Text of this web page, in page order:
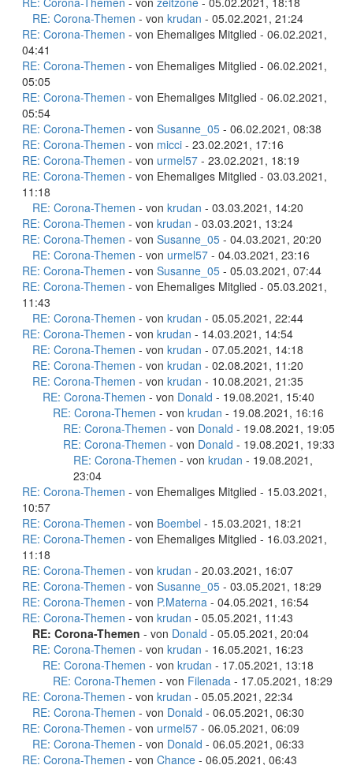
RE: Corona-Themen - von krudan - 05.02.2021, 21:24
RE: Corona-Themen - von Ehemaliges Mitglied - 06.02.2021,
04:41
RE: Corona-Themen - von Ehemaliges Mitglied - 06.02.2021,
05:05
RE: Corona-Themen - von Ehemaliges Mitglied - 06.02.2021,
05:54
RE: Corona-Themen - von Susanne_05 - 06.02.2021, 08:38
RE: Corona-Themen - von micci - 23.02.2021, 17:16
RE: Corona-Themen - von urmel57 - 23.02.2021, 18:19
RE: Corona-Themen - von Ehemaliges Mitglied - 03.03.2021,
11:18
RE: Corona-Themen - von krudan - 03.03.2021, 14:20
RE: Corona-Themen - von krudan - 03.03.2021, 13:24
RE: Corona-Themen - von Susanne_05 - 04.03.2021, 20:20
RE: Corona-Themen - von urmel57 - 04.03.2021, 23:16
RE: Corona-Themen - von Susanne_05 - 05.03.2021, 07:44
RE: Corona-Themen - von Ehemaliges Mitglied - 05.03.2021,
11:43
RE: Corona-Themen - von krudan - 05.05.2021, 22:44
RE: Corona-Themen - von krudan - 14.03.2021, 14:54
RE: Corona-Themen - von krudan - 07.05.2021, 14:18
RE: Corona-Themen - von krudan - 02.08.2021, 11:20
RE: Corona-Themen - von krudan - 10.08.2021, 21:35
RE: Corona-Themen - von Donald - 19.08.2021, 15:40
RE: Corona-Themen - von krudan - 19.08.2021, 16:16
RE: Corona-Themen - von Donald - 19.08.2021, 19:05
RE: Corona-Themen - von Donald - 19.08.2021, 19:33
RE: Corona-Themen - von krudan - 19.08.2021,
23:04
RE: Corona-Themen - von Ehemaliges Mitglied - 15.03.2021,
10:57
RE: Corona-Themen - von Boembel - 15.03.2021, 18:21
RE: Corona-Themen - von Ehemaliges Mitglied - 16.03.2021,
11:18
RE: Corona-Themen - von krudan - 20.03.2021, 16:07
RE: Corona-Themen - von Susanne_05 - 03.05.2021, 18:29
RE: Corona-Themen - von P.Materna - 04.05.2021, 16:54
RE: Corona-Themen - von krudan - 05.05.2021, 11:43
RE: Corona-Themen - von Donald - 05.05.2021, 20:04
RE: Corona-Themen - von krudan - 16.05.2021, 16:23
RE: Corona-Themen - von krudan - 17.05.2021, 13:18
RE: Corona-Themen - von Filenada - 17.05.2021, 18:29
RE: Corona-Themen - von krudan - 05.05.2021, 22:34
RE: Corona-Themen - von Donald - 06.05.2021, 06:30
RE: Corona-Themen - von urmel57 - 06.05.2021, 06:09
RE: Corona-Themen - von Donald - 06.05.2021, 06:33
RE: Corona-Themen - von Chance - 06.05.2021, 06:43